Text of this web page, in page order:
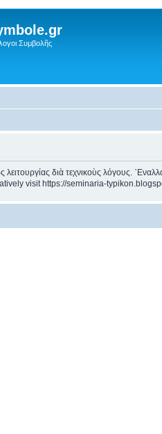
Συμβολῆς
λειτουργίας διὰ τεχνικοὺς λόγους.
visit https://seminaria-